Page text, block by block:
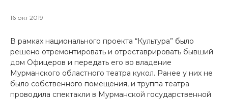
16 окт 2019
В рамках национального проекта “Культура” было
решено отремонтировать и отреставрировать бывший
дом Офицеров и передать его во владение
Мурманского областного театра кукол. Ранее у них не
было собственного помещения, и труппа театра
проводила спектакли в Мурманской государственной